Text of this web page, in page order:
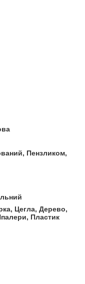
Пензликом,
Цегла, Дерево,
Пластик